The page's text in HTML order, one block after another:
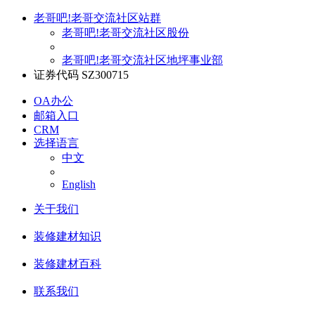
老哥吧!老哥交流社区站群
老哥吧!老哥交流社区股份
老哥吧!老哥交流社区地坪事业部
证券代码 SZ300715
OA办公
邮箱入口
CRM
选择语言
中文
English
关于我们
装修建材知识
装修建材百科
联系我们